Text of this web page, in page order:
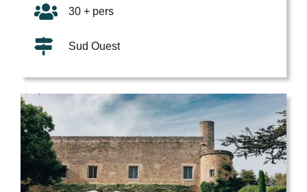
30 + pers
Sud Ouest